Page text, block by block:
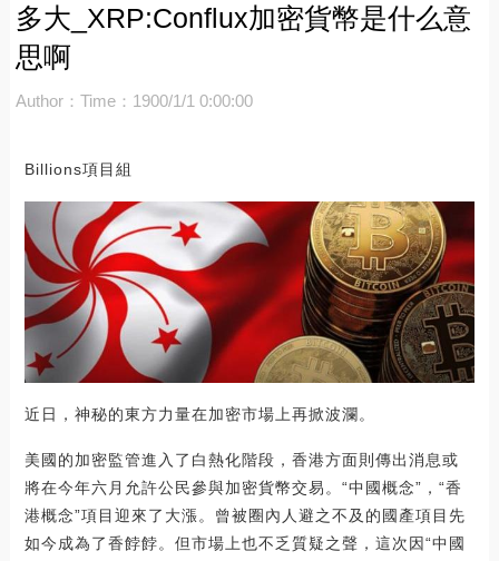
多大_XRP:Conflux加密貨幣是什么意
思啊
Author： Time：1900/1/1 0:00:00
Billions項目組
近日，神秘的東方力量在加密市場上再掀波瀾。
美國的加密監管進入了白熱化階段，香港方面則傳出消息或
將在今年六月允許公民參與加密貨幣交易。“中國概念”，“香
港概念”項目迎來了大漲。曾被圈內人避之不及的國產項目先
如今成為了香餑餑。但市場上也不乏質疑之聲，這次因“中國